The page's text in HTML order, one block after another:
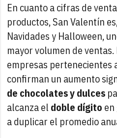
En cuanto a cifras de
productos, San Valentín
Navidades y Halloween,
mayor volumen de ventas.
empresas pertenecientes
confirman un aumento
de chocolates y dulces
alcanza el doble dígito
a duplicar el promedio